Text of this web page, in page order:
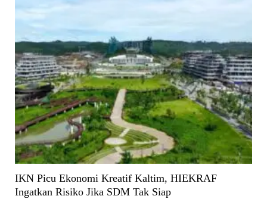
IKN Picu Ekonomi Kreatif Kaltim, HIEKRAF
Ingatkan Risiko Jika SDM Tak Siap